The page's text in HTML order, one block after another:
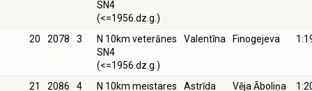
SN4
(<=1956.dz.g.)
20 2078 3
N 10km veterānes
SN4
(<=1956.dz.g.)
Valentīna Finogejeva
21 2086 4
N 10km meistares
Astrīda Vēja Āboliņa